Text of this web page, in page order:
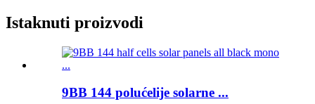
Istaknuti proizvodi
9BB 144 polućelije solarne ...